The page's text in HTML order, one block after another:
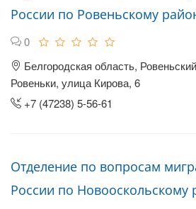
России по Ровеньскому
0
Белгородская область,
Ровеньки, улица Кирова, 6
+7 (47238) 5-56-61
Отделение по вопросам
России по Новооскольскому